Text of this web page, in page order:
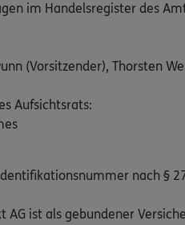
im Handelsregister des
(Vorsitzender), Thorsten
Aufsichtsrats:
nach §
AG ist als gebundener